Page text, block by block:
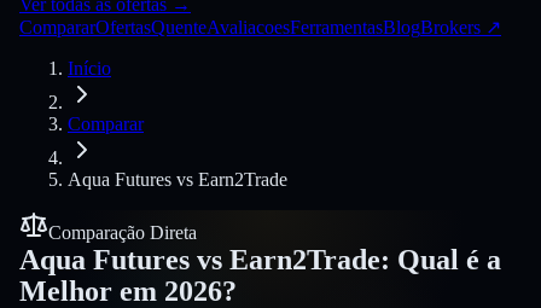
CompararOfertasQuenteAvaliacoesFerramentasBlogBrokers ↗
Início
Comparar
Aqua Futures vs Earn2Trade
Comparação Direta
Aqua Futures vs Earn2Trade: Qual é a
Melhor em 2026?